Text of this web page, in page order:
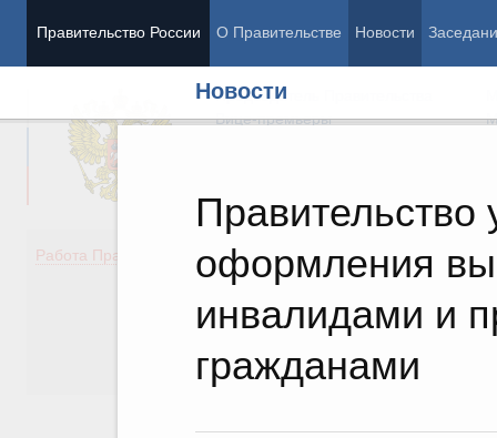
Правительство России О Правительстве Новости
Новости
Правительство
оформления
инвалидами и
гражданами
Председатель Правительства
Вице-премьеры
Работа Правительства
Демография
Здоровье
Культура
Государство